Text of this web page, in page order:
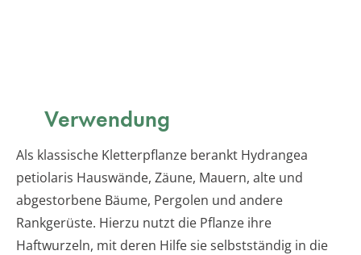
Verwendung
Als klassische Kletterpflanze berankt Hydrangea
petiolaris Hauswände, Zäune, Mauern, alte und
abgestorbene Bäume, Pergolen und andere
Rankgerüste. Hierzu nutzt die Pflanze ihre
Haftwurzeln, mit deren Hilfe sie selbstständig in die